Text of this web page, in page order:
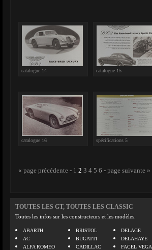
catalogue 14 catalogue 15
catalogue 16 spécifications 5
« page précédente - 1 2 3 4 5 6 - page suivante »
TOUTES LES GT, TOUTES LES CLASSIC
Toutes les infos sur les constructeurs et les modèles.
ABARTH
AC
ALFA ROMEO
BRISTOL
BUGATTI
CADILLAC
DELAGE
DELAHAYE
FACEL VEGA